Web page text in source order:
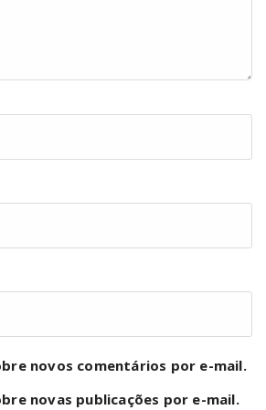
novos comentários por e-mail.
novas publicações por e-mail.